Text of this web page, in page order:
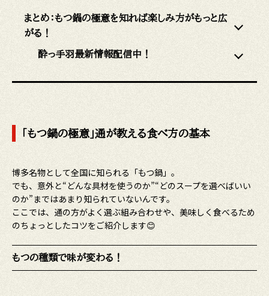
まとめ：もつ鍋の極意を知れば楽しみ方がもっと広
がる！
酔っ手羽最新情報配信中！
「もつ鍋の極意」通が教える食べ方の基本
博多名物として全国に知られる「もつ鍋」。
でも、意外と“どんな具材を使うのか”“どのスープを選べばいい
のか”まではあまり知られていないんです。
ここでは、通の方がよく選ぶ組み合わせや、美味しく食べるため
のちょっとしたコツをご紹介します😊
もつの種類で味が変わる！